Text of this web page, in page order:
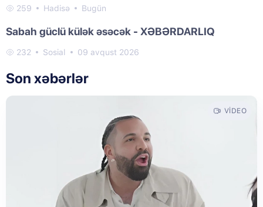
259 Hadisə Bugün
Sabah güclü külək əsəcək - XƏBƏRDARLIQ
232 Sosial 09 avqust 2026
Son xəbərlər
VIDEO